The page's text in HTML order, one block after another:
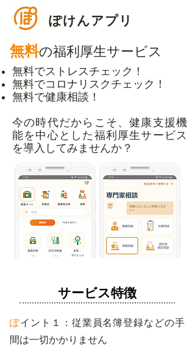
ぽけんアプリ
無料の福利厚生サービス
無料でストレスチェック！
​無料でコロナリスクチェック！
無料で健康相談！
今の時代だからこそ、健康支援機
能を中心とした福利厚生サービス
を導入してみませんか？
サービス特徴
ぽイント１：従業員名簿登録などの手
間は一切かかりません